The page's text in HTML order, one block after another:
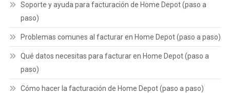
Soporte y ayuda para facturación de Home Depot (paso a
paso)
Problemas comunes al facturar en Home Depot (paso a paso)
Qué datos necesitas para facturar en Home Depot (paso a
paso)
Cómo hacer la facturación de Home Depot (paso a paso)